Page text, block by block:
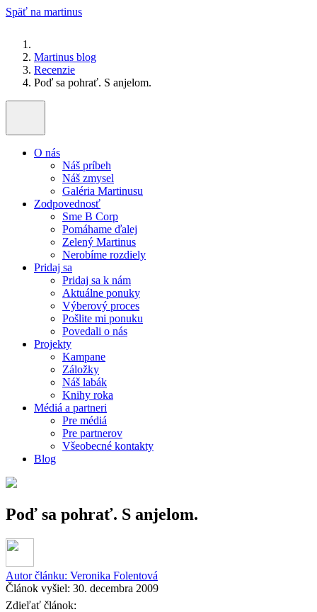
Späť na martinus
Martinus blog
Recenzie
Poď sa pohrať. S anjelom.
O nás
Náš príbeh
Náš zmysel
Galéria Martinusu
Zodpovednosť
Sme B Corp
Pomáhame ďalej
Zelený Martinus
Nerobíme rozdiely
Pridaj sa
Pridaj sa k nám
Aktuálne ponuky
Výberový proces
Pošlite mi ponuku
Povedali o nás
Projekty
Kampane
Záložky
Náš labák
Knihy roka
Médiá a partneri
Pre médiá
Pre partnerov
Všeobecné kontakty
Blog
Poď sa pohrať. S anjelom.
Autor článku: Veronika Folentová
Článok vyšiel: 30. decembra 2009
Zdieľať článok: